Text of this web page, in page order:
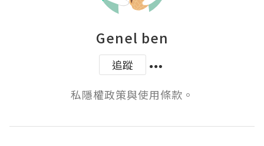
Genel ben
追蹤
私隱權政策與使用條款。